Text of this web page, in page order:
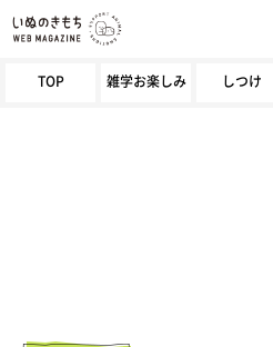
TOP 雑学お楽しみ しつけ